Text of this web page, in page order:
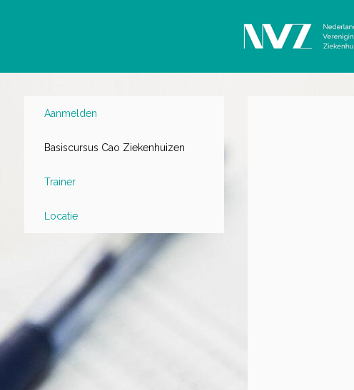
Aanmelden
Basiscursus Cao Ziekenhuizen
Trainer
Locatie